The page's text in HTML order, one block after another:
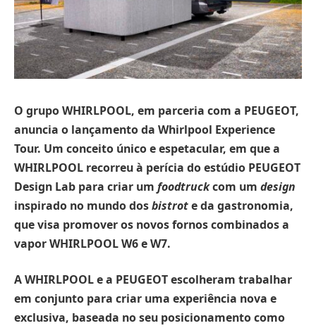
O grupo WHIRLPOOL, em parceria com a PEUGEOT,
anuncia o lançamento da Whirlpool Experience
Tour. Um conceito único e espetacular, em que a
WHIRLPOOL recorreu à perícia do estúdio PEUGEOT
Design Lab para criar um foodtruckcom um design
inspirado no mundo dosbistrote da gastronomia,
que visa promover os novos fornos combinados a
vapor WHIRLPOOL W6 e W7.
A WHIRLPOOL e a PEUGEOT escolheram trabalhar
em conjunto para criar uma experiência nova e
exclusiva, baseada no seu posicionamento como